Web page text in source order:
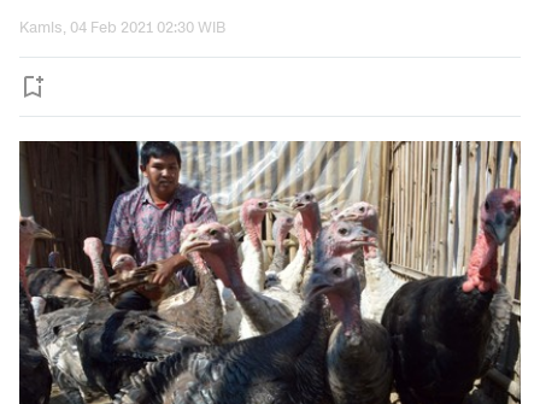
Kamis, 04 Feb 2021 02:30 WIB